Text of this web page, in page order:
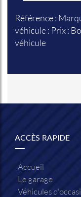
Référence :
véhicule : Prix :
véhicule
ACCÈS RAPIDE
Accueil
Le garage
Véhicules